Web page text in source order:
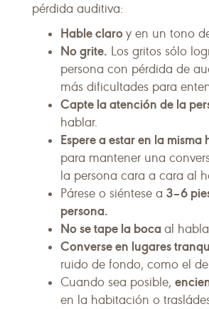
pérdida auditiva:
Hable claroy en un tono
No grite. Los gritos sólo
persona con pérdida de
más dificultades para
Capte la atención de la
hablar.
Espere a estar en la misma
para mantener una
la persona cara a cara al
Párese o siéntese a 3–6
persona.
No se tape la bocaal
Converse en lugares
ruido de fondo, como el
Cuando sea posible,
en la habitación o